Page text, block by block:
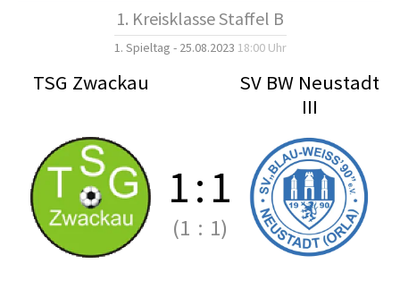
1. Kreisklasse Staffel B
1. Spieltag - 25.08.2023 18:00 Uhr
TSG Zwackau
SV BW Neustadt
III
1:1
(1 : 1)